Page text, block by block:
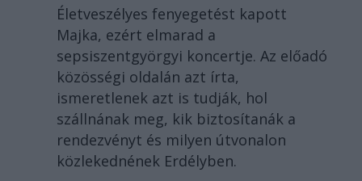
Életveszélyes fenyegetést kapott
Majka, ezért elmarad a
sepsiszentgyörgyi koncertje. Az előadó
közösségi oldalán azt írta,
ismeretlenek azt is tudják, hol
szállnának meg, kik biztosítanák a
rendezvényt és milyen útvonalon
közlekednének Erdélyben.